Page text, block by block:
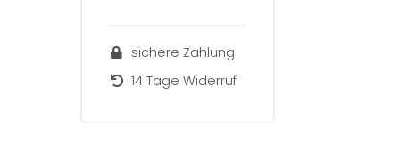
sichere Zahlung
14 Tage Widerruf